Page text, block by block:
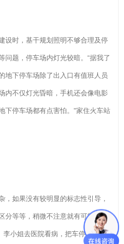
设时，基干规划照明不够合理及停
问题，停车场内灯光较暗。“据我了
地下停车场除了出入口有值班人员
内不仅灯光昏暗，手机还会像电影
下停车场都有点害怕。"家住火车站
，如果没有较明显的标志性引导，
分等等，稍微不注意就有可能迷失
李小姐去医院看病，把车停在附近的